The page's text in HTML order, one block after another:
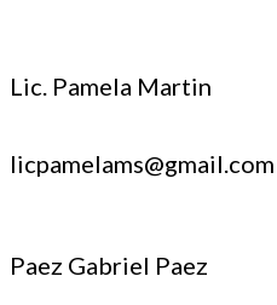
Lic. Pamela Martin
licpamelams@gmail.com
Paez Gabriel Paez